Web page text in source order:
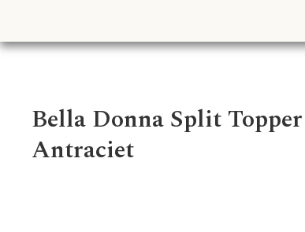
Bella Donna Split
Antraciet